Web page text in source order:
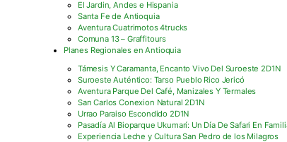
El Jardin, Andes e Hispania
Santa Fe de Antioquia
Aventura Cuatrimotos 4trucks
Comuna 13 – Graffitours
Planes Regionales en Antioquia
Támesis Y Caramanta, Encanto Vivo Del Suroeste 2D1N
Suroeste Auténtico: Tarso Pueblo Rico Jericó
Aventura Parque Del Café, Manizales Y Termales
San Carlos Conexion Natural 2D1N
Urrao Paraiso Escondido 2D1N
Pasadía Al Bioparque Ukumarí: Un Día De Safari En
Experiencia Leche y Cultura San Pedro de los Milagros